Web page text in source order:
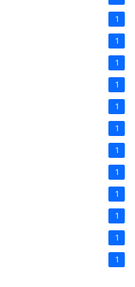
1
1
1
1
1
1
1
1
1
1
1
1